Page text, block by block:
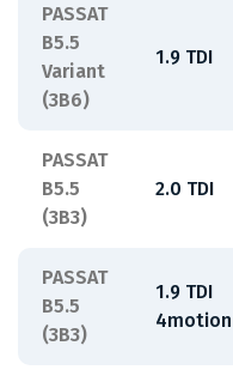
PASSAT
B5.5
Variant
(3B6)
1.9 TDI
PASSAT
B5.5
(3B3)
2.0 TDI
PASSAT
B5.5
(3B3)
1.9 TDI
4motion